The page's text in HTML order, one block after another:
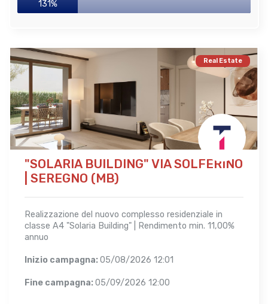
131%
Real Estate
"SOLARIA BUILDING" VIA SOLFERINO
| SEREGNO (MB)
Realizzazione del nuovo complesso residenziale in
classe A4 "Solaria Building" | Rendimento min. 11,00%
annuo
Inizio campagna:05/08/2026 12:01
Fine campagna:05/09/2026 12:00